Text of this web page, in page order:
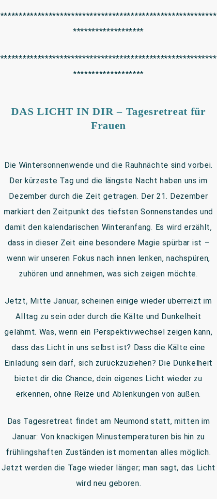
**********************************************************
*******************
**********************************************************
*******************
DAS LICHT IN DIR – Tagesretreat für
Frauen
Die Wintersonnenwende und die Rauhnächte sind vorbei.
Der kürzeste Tag und die längste Nacht haben uns im
Dezember durch die Zeit getragen. Der 21. Dezember
markiert den Zeitpunkt des tiefsten Sonnenstandes und
damit den kalendarischen Winteranfang. Es wird erzählt,
dass in dieser Zeit eine besondere Magie spürbar ist –
wenn wir unseren Fokus nach innen lenken, nachspüren,
zuhören und annehmen, was sich zeigen möchte.
Jetzt, Mitte Januar, scheinen einige wieder überreizt im
Alltag zu sein oder durch die Kälte und Dunkelheit
gelähmt. Was, wenn ein Perspektivwechsel zeigen kann,
dass das Licht in uns selbst ist? Dass die Kälte eine
Einladung sein darf, sich zurückzuziehen? Die Dunkelheit
bietet dir die Chance, dein eigenes Licht wieder zu
erkennen, ohne Reize und Ablenkungen von außen.
Das Tagesretreat findet am Neumond statt, mitten im
Januar: Von knackigen Minustemperaturen bis hin zu
frühlingshaften Zuständen ist momentan alles möglich.
Jetzt werden die Tage wieder länger; man sagt, das Licht
wird neu geboren.